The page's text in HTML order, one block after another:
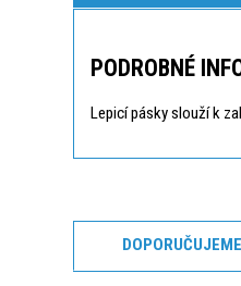
PODROBNÉ
Lepicí pásky slouží k
DOPORUČUJEME